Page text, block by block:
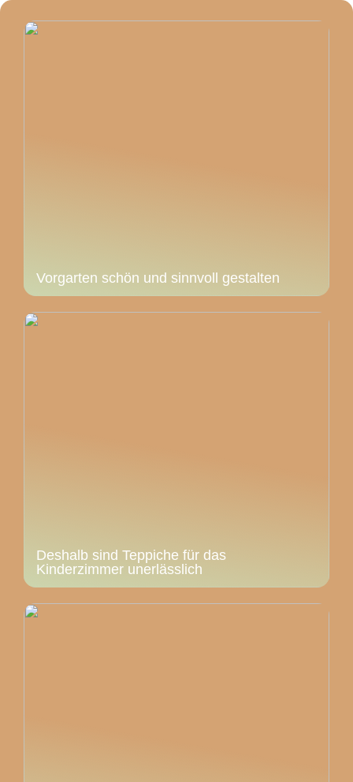
Vorgarten schön und sinnvoll gestalten
Deshalb sind Teppiche für das
Kinderzimmer unerlässlich